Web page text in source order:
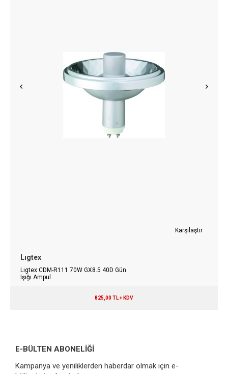
Karşılaştır
Lıgtex
Lıgtex CDM-R111 70W GX8.5 40D Gün
Işığı Ampul
825,00 TL + KDV
E-BÜLTEN ABONELİĞİ
Kampanya ve yeniliklerden haberdar olmak için e-